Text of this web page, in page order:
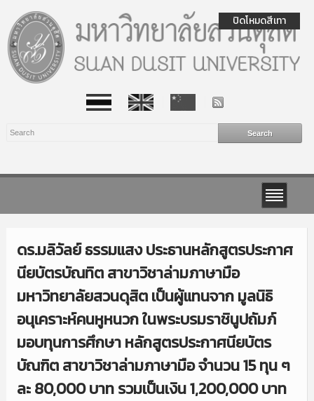
ดร.มลิวัลย์ ธรรมแสง ประธานหลักสูตรประกาศ
นียบัตรบัณทิต สาขาวิชาล่ามภาษามือ
มหาวิทยาลัยสวนดุสิต เป็นผู้แทนจาก มูลนิธิ
อนุเคราะห์คนหูหนวก ในพระบรมราชินูปถัมภ์
มอบทุนการศึกษา หลักสูตรประกาศนียบัตร
บัณฑิต สาขาวิชาล่ามภาษามือ จำนวน 15 ทุน ๆ
ละ 80,000 บาท รวมเป็นเงิน 1,200,000 บาท
ปิดโหมดสีเทา